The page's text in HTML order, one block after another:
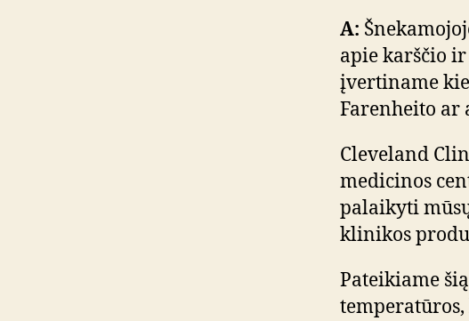
A:
apie karščio
įvertiname
Farenheito ar
Cleveland
medicinos
palaikyti
klinikos
Pateikiame